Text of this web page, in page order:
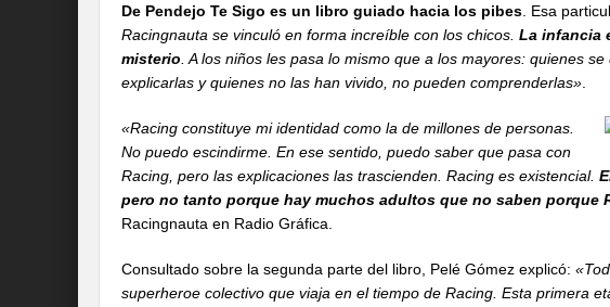
De Pendejo Te Sigo es un libro guiado hacia los pibes . Esa
Racingnauta se vinculó en forma increíble con los chicos. La infancia
misterio . A los niños les pasa lo mismo que a los mayores: quienes
explicarlas y quienes no las han vivido, no pueden comprenderlas»
«Racing constituye mi identidad como la de millones de personas.
No puedo escindirme. En ese sentido, puedo saber que pasa con
Racing, pero las explicaciones las trascienden. Racing es existencial.
pero no tanto porque hay muchos adultos que no saben porque
Racingnauta en Radio Gráfica.
Consultado sobre la segunda parte del libro, Pelé Gómez explicó:
superheroe colectivo que viaja en el tiempo de Racing. Esta primera